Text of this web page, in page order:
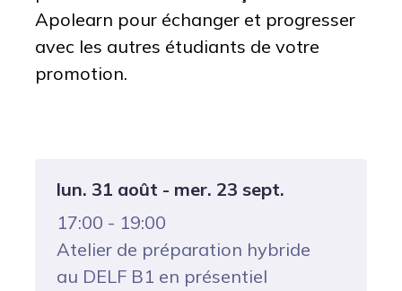
Apolearn pour échanger et progresser
avec les autres étudiants de votre
promotion.
lun. 31 août - mer. 23 sept.
17:00 - 19:00
Atelier de préparation hybride
au DELF B1 en présentiel